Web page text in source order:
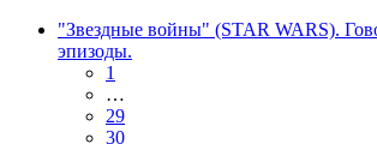
"Звездные войны" (STAR WARS).
эпизоды.
1
…
29
30